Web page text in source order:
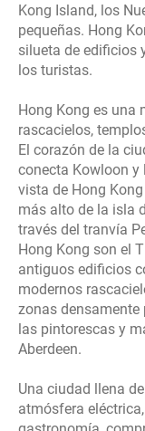
Kong Island, los
pequeñas. Hong
silueta de edificios
los turistas.
Hong Kong es una
rascacielos,
El corazón de la
conecta Kowloon y
vista de Hong
más alto de la isla
través del tranvía
Hong Kong son el
antiguos edificios
modernos
zonas
las pintorescas y
Aberdeen.
Una ciudad llena
atmósfera